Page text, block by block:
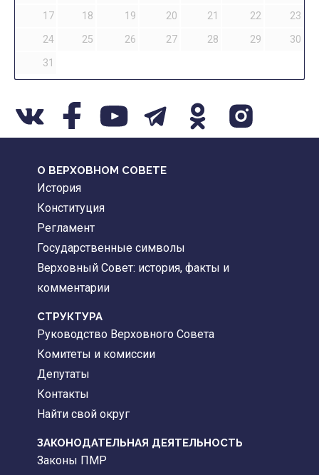
17
18 19 20 21 22
23
24
25 26 27 28 29
30
31
О ВЕРХОВНОМ СОВЕТЕ
История
Конституция
Регламент
Государственные символы
Верховный Совет: история, факты и
комментарии
CТРУКТУРА
Руководство Верховного Совета
Комитеты и комиссии
Депутаты
Контакты
Найти свой округ
ЗАКОНОДАТЕЛЬНАЯ ДЕЯТЕЛЬНОСТЬ
Законы ПМР